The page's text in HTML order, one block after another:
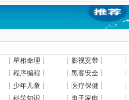
┊ 星相命理 ┊ ┊ 影视宽带┊ ┊
┊ 程序编程 ┊ ┊ 黑客安全┊ ┊
┊ 少年儿童 ┊ ┊ 医疗保健 ┊ ┊
┊ 科学知识 ┊ ┊ 电子家电┊ ┊